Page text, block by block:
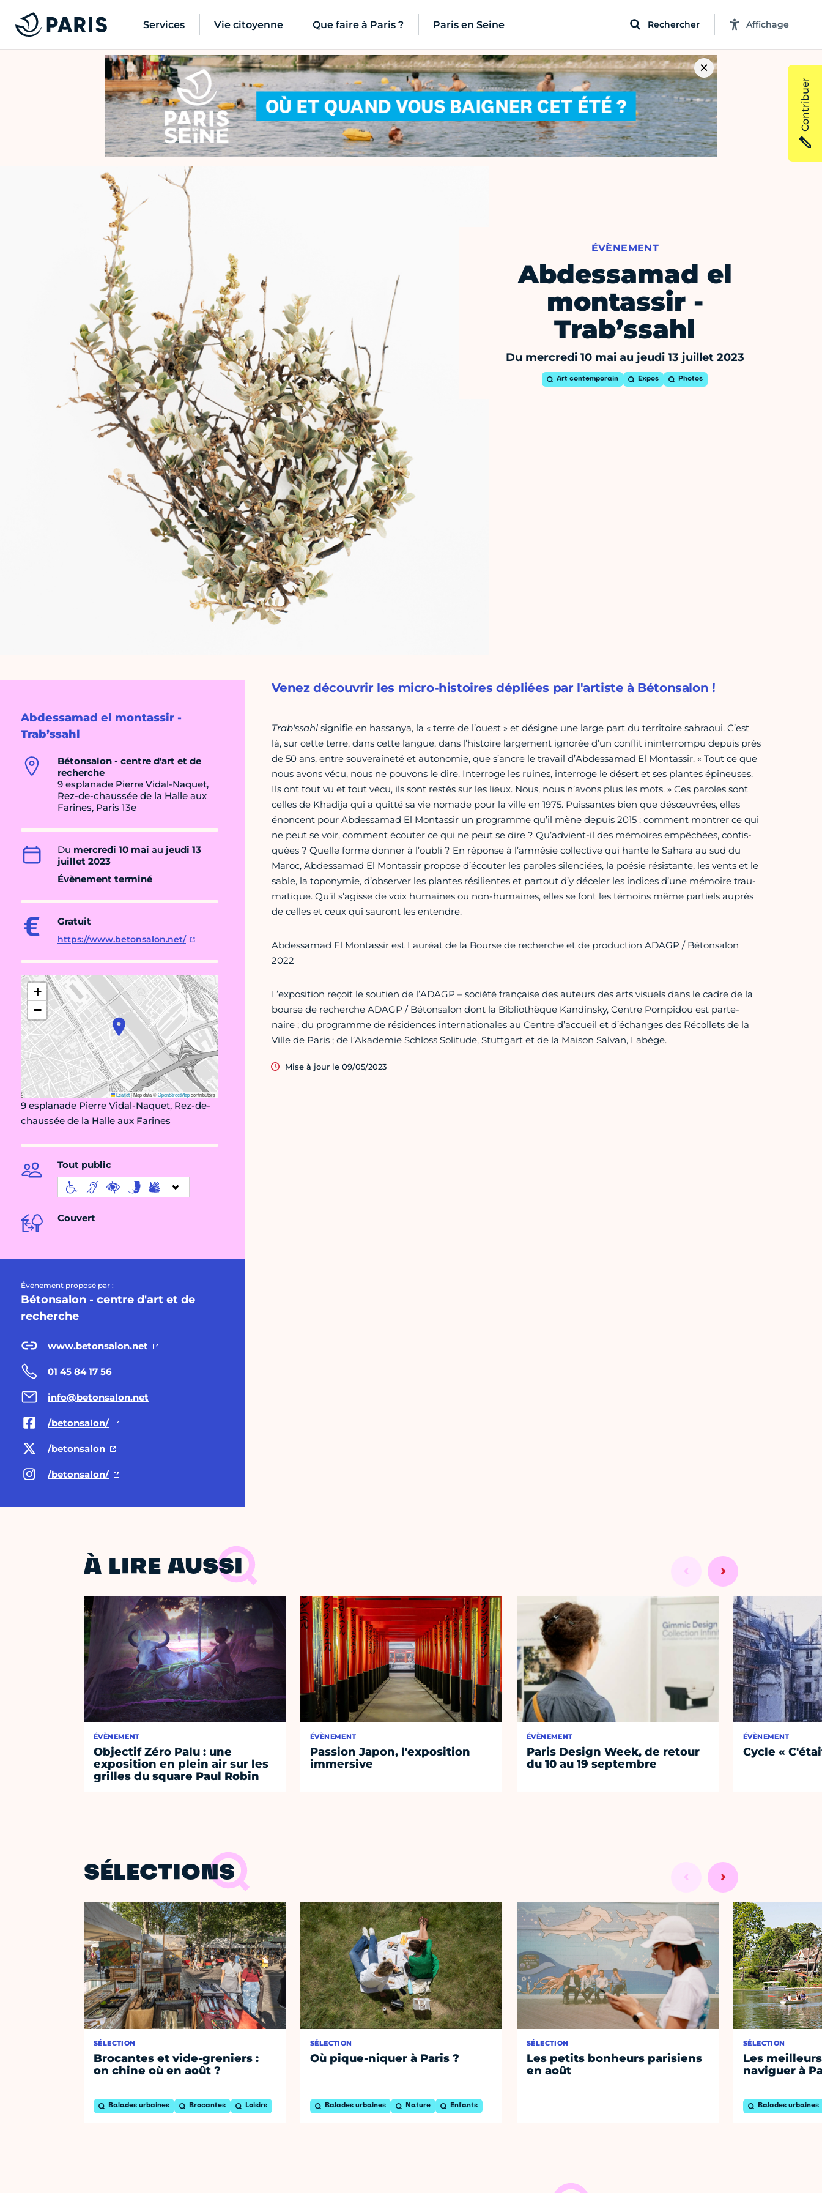
Services Vie citoyenne Que faire à Paris ? Paris en Seine Rechercher Affichage
ÉVÈNEMENT
Abdessamad el
montassir -
Trab’ssahl
Du mercredi 10 mai au jeudi 13 juillet 2023
Art contemporain Expos Photos
Abdessamad el montassir -
Trab’ssahl
Bétonsalon - centre d'art et de
recherche
9 esplanade Pierre Vidal-Naquet,
Rez-de-chaussée de la Halle aux
Farines, Paris 13e
Du mercredi 10 mai au jeudi 13
juillet 2023
Évènement terminé
Gratuit
https://www.betonsalon.net/
+
−
Leaflet|Map data ©OpenStreetMapcontributors
9 esplanade Pierre Vidal-Naquet, Rez-de-
chaussée de la Halle aux Farines
Tout public
Couvert
Évènement proposé par :
Bétonsalon - centre d'art et de
recherche
www.betonsalon.net
01 45 84 17 56
info@betonsalon.net
/betonsalon/
/betonsalon
/betonsalon/
Venez découvrir les micro-histoires dépliées par l'artiste à Bétonsalon !
Trab'ssahl signi­fie en has­sa­nya, la « terre de l’ouest » et dési­gne une large part du ter­ri­toire sah­raoui. C’est
là, sur cette terre, dans cette langue, dans l’his­toire lar­ge­ment igno­rée d’un conflit inin­ter­rompu depuis près
de 50 ans, entre sou­ve­rai­neté et auto­no­mie, que s’ancre le tra­vail d’Abdessamad El Montassir. « Tout ce que
nous avons vécu, nous ne pou­vons le dire. Interroge les ruines, inter­roge le désert et ses plan­tes épineuses.
Ils ont tout vu et tout vécu, ils sont restés sur les lieux. Nous, nous n’avons plus les mots. » Ces paro­les sont
celles de Khadija qui a quitté sa vie nomade pour la ville en 1975. Puissantes bien que désœu­vrées, elles
énoncent pour Abdessamad El Montassir un pro­gramme qu’il mène depuis 2015 : com­ment mon­trer ce qui
ne peut se voir, com­ment écouter ce qui ne peut se dire ? Qu’advient-il des mémoi­res empê­chées, confis­
quées ? Quelle forme donner à l’oubli ? En réponse à l’amné­sie col­lec­tive qui hante le Sahara au sud du
Maroc, Abdessamad El Montassir pro­pose d’écouter les paro­les silen­ciées, la poésie résis­tante, les vents et le
sable, la topo­ny­mie, d’obser­ver les plan­tes rési­lien­tes et par­tout d’y déce­ler les indi­ces d’une mémoire trau­
ma­ti­que. Qu’il s’agisse de voix humai­nes ou non-humai­nes, elles se font les témoins même par­tiels auprès
de celles et ceux qui sau­ront les enten­dre.
Abdessamad El Montassir est Lauréat de la Bourse de recherche et de production ADAGP / Bétonsalon
2022
L’expo­si­tion reçoit le sou­tien de l’ADAGP – société fran­çaise des auteurs des arts visuels dans le cadre de la
bourse de recher­che ADAGP / Bétonsalon dont la Bibliothèque Kandinsky, Centre Pompidou est par­te­
naire ; du pro­gramme de rési­den­ces inter­na­tio­na­les au Centre d’accueil et d’échanges des Récollets de la
Ville de Paris ; de l’Akademie Schloss Solitude, Stuttgart et de la Maison Salvan, Labège.
Mise à jour le 09/05/2023
À LIRE AUSSI
ÉVÈNEMENT
Objectif Zéro Palu : une
exposition en plein air sur les
grilles du square Paul Robin
ÉVÈNEMENT
Passion Japon, l'exposition
immersive
ÉVÈNEMENT
Paris Design Week, de retour
du 10 au 19 septembre
ÉVÈNEMENT
Cycle «
SÉLECTIONS
SÉLECTION
Brocantes et vide-greniers :
on chine où en août ?
Balades urbaines Brocantes Loisirs
SÉLECTION
Où pique-niquer à Paris ?
Balades urbaines Nature Enfants
SÉLECTION
Les petits bonheurs parisiens
en août
SÉLECTION
Les
naviguer à
Balades urbaines
Contribuer